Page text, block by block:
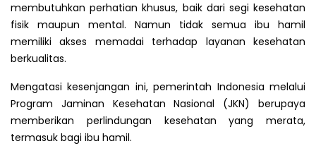
membutuhkan perhatian khusus, baik dari segi kesehatan
fisik maupun mental. Namun tidak semua ibu hamil
memiliki akses memadai terhadap layanan kesehatan
berkualitas.
Mengatasi kesenjangan ini, pemerintah Indonesia melalui
Program Jaminan Kesehatan Nasional (JKN) berupaya
memberikan perlindungan kesehatan yang merata,
termasuk bagi ibu hamil.